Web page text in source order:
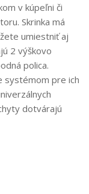
v kúpeľni či
Skrinka má
umiestniť aj
2 výškovo
polica.
systémom pre ich
dotvárajú